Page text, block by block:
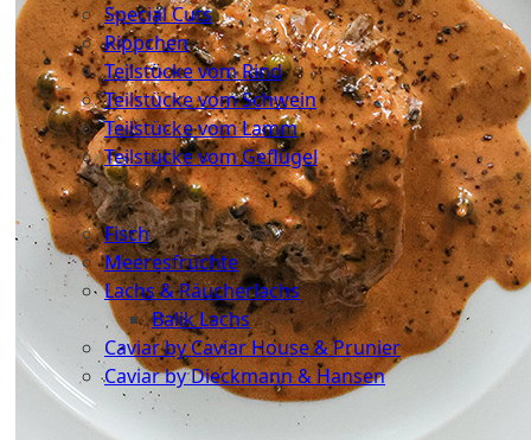
Special Cuts
Rippchen
Teilstücke vom Rind
Teilstücke vom Schwein
Teilstücke vom Lamm
Teilstücke vom Geflügel
Seafood
Fisch
Meeresfrüchte
Lachs & Räucherlachs
Balik Lachs
Caviar by Caviar House & Prunier
Caviar by Dieckmann & Hansen
Probierpakete